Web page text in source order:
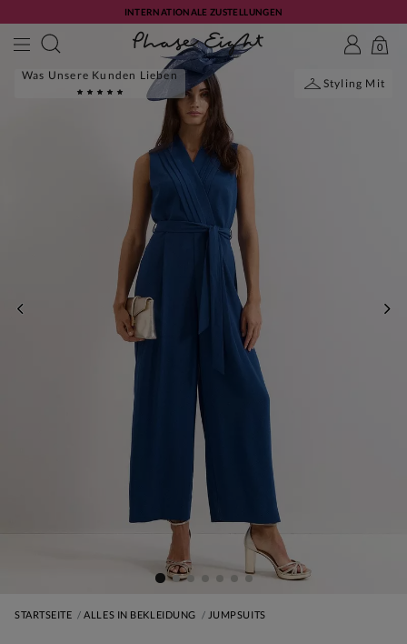
INTERNATIONALE ZUSTELLUNGEN
0
Was Unsere Kunden Lieben
Styling Mit
STARTSEITE ALLES IN BEKLEIDUNG JUMPSUITS